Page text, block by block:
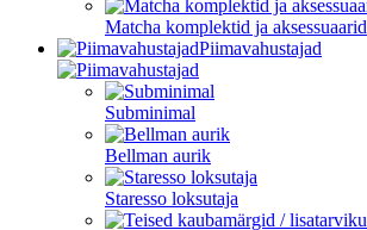
Matcha komplektid ja aksessuaarid
Piimavahustajad
Subminimal
Bellman aurik
Staresso loksutaja